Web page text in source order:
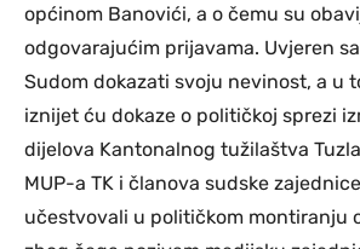
općinom Banovići, a o čemu su
odgovarajućim prijavama. Uvjeren
Sudom dokazati svoju nevinost, a u
iznijet ću dokaze o političkoj sprezi
dijelova Kantonalnog tužilaštva
MUP-a TK i članova sudske
učestvovali u političkom montiranju